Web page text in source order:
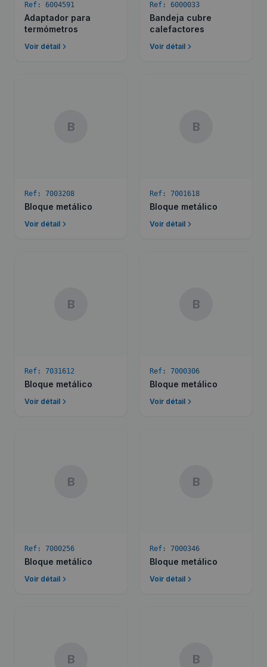
Ref: 6004591
Adaptador para
termómetros
Voir détail
Ref: 6000033
Bandeja cubre
calefactores
Voir détail
B
Ref: 7003208
Bloque metálico
Voir détail
B
Ref: 7001618
Bloque metálico
Voir détail
B
Ref: 7031612
Bloque metálico
Voir détail
B
Ref: 7000306
Bloque metálico
Voir détail
B
Ref: 7000256
Bloque metálico
Voir détail
B
Ref: 7000346
Bloque metálico
Voir détail
B B